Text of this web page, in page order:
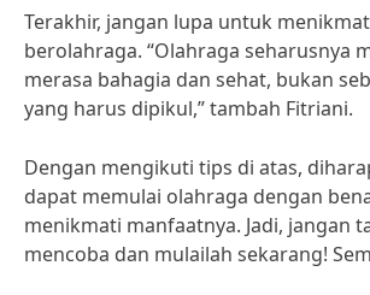
Terakhir, jangan lupa untuk
berolahraga. “Olahraga seharusnya
merasa bahagia dan sehat, bukan
yang harus dipikul,” tambah Fitriani.
Dengan mengikuti tips di atas,
dapat memulai olahraga dengan
menikmati manfaatnya. Jadi, jangan
mencoba dan mulailah sekarang!